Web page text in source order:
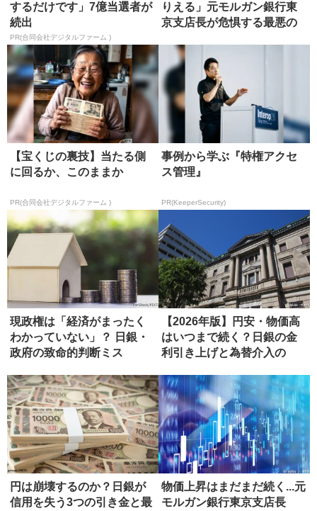
するだけです」7億当選者が
続出
PR(合同会社デジタルファーム )
りえる」元モルガン銀行東
京支店長が危惧する最悪の
【宝くじの裏技】当たる側
に回るか、このままか
PR(合同会社デジタルファーム )
事例から学ぶ『特権アクセ
ス管理』
PR(KeeperSecurity)
現政権は「経済がまったく
わかっていない」？ 日銀・
政府の致命的判断ミス
【2026年版】円安・物価高
はいつまで続く？日銀の金
利引き上げと為替介入の
円は崩壊するのか？日銀が
信用を失う3つの引き金と最
物価上昇はまだまだ続く...元
モルガン銀行東京支店長